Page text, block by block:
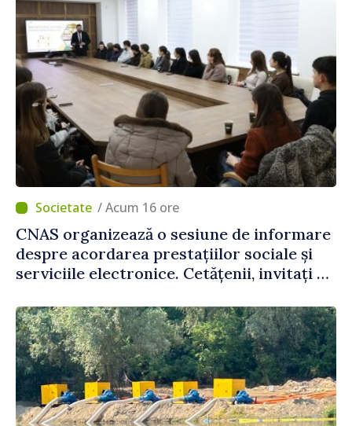
/ Acum 16 ore
CNAS organizează o sesiune de informare
despre acordarea prestațiilor sociale și
serviciile electronice. Cetățenii, invitați să